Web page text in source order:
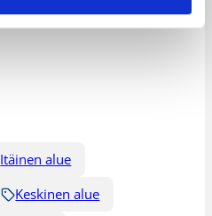
Itäinen alue
Keskinen alue